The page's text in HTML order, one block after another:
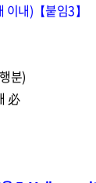
내)【붙임3】
분)
必